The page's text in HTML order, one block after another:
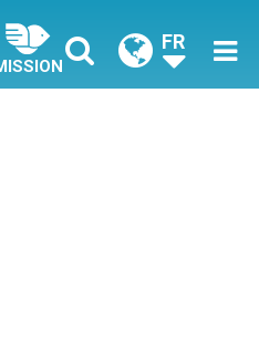
FR